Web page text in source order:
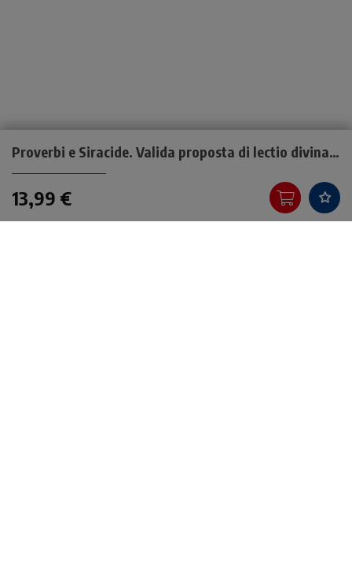
Proverbi e Siracide. Valida proposta di lectio divina dei libri sapienziali Proverbi e Siracide
13,99 €